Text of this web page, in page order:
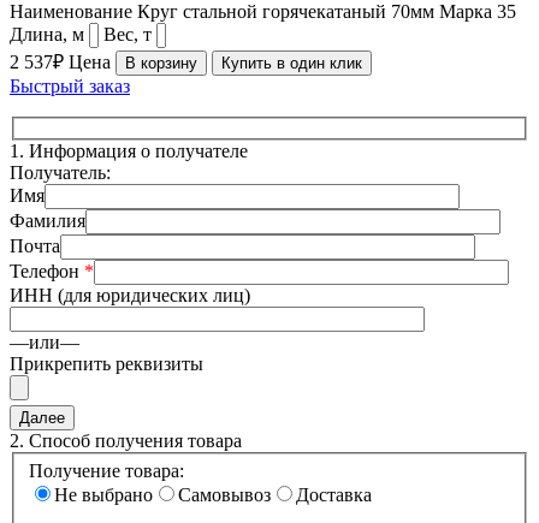
Наименование Круг стальной горячекатаный 70мм Марка 35
Длина, м
Вес, т
2 537₽ Цена В корзину Купить в один клик
Быстрый заказ
1. Информация о получателе
Получатель:
Имя
Фамилия
Почта
Телефон *
ИНН (для юридических лиц)
—или—
Прикрепить реквизиты
2. Способ получения товара
Получение товара:
Не выбрано
Самовывоз
Доставка